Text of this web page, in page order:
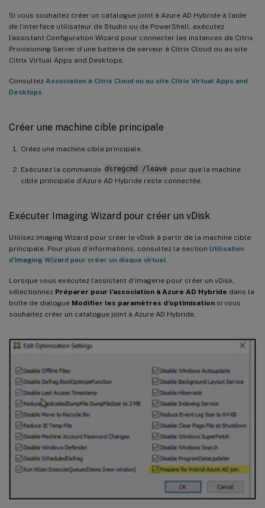
Si vous souhaitez créer un catalogue joint à Azure AD Hybride à l’aide
de l’interface utilisateur de Studio ou de PowerShell, exécutez
l’assistant Configuration Wizard pour connecter les instances de Citrix
Provisioning Server d’une batterie de serveur à Citrix Cloud ou au site
Citrix Virtual Apps and Desktops.
Consultez Association à Citrix Cloud ou au site Citrix Virtual Apps and
Desktops
Créer une machine cible principale
Créez une machine cible principale.
Exécutez la commande dsregcmd /leave pour que la machine
cible principale d’Azure AD Hybride reste connectée.
Exécuter Imaging Wizard pour créer un vDisk
Utilisez Imaging Wizard pour créer le vDisk à partir de la machine cible
principale. Pour plus d’informations, consultez la section Utilisation
d’Imaging Wizard pour créer un disque virtuel
Lorsque vous exécutez l’assistant d’imagerie pour créer un vDisk,
sélectionnez Préparer pour l’association à Azure AD Hybride dans la
boîte de dialogue Modifier les paramètres d’optimisation si vous
souhaitez créer un catalogue joint à Azure AD Hybride.